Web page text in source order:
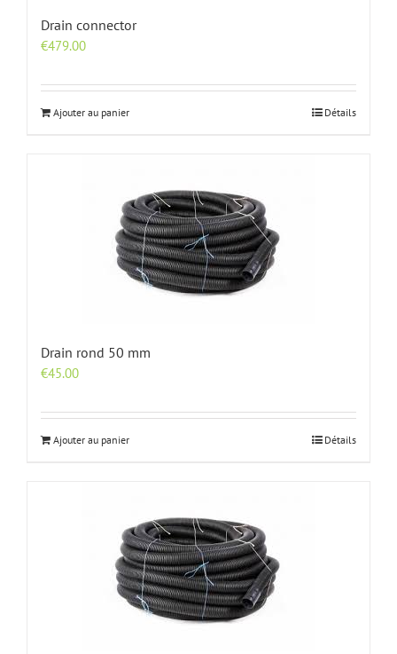
Drain connector
€479.00
Ajouter au panier Détails
Drain rond 50 mm
€45.00
Ajouter au panier Détails